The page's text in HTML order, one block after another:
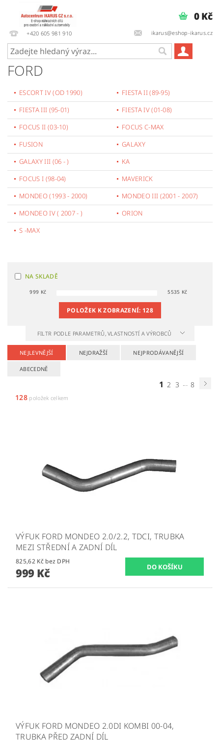
+420 605 981 910 ikarus@eshop-ikarus.cz
0 Kč
FORD
ESCORT IV (OD 1990)
FIESTA II (89-95)
FIESTA III (95-01)
FIESTA IV (01-08)
FOCUS II (03-10)
FOCUS C-MAX
FUSION
GALAXY
GALAXY III (06 - )
KA
FOCUS I (98-04)
MAVERICK
MONDEO (1993 - 2000)
MONDEO III (2001 - 2007)
MONDEO IV ( 2007 - )
ORION
S -MAX
NA SKLADĚ
999 Kč 5535 Kč
POLOŽEK K ZOBRAZENÍ: 128
FILTR PODLE PARAMETRŮ, VLASTNOSTÍ A VÝROBCŮ
NEJLEVNĚJŠÍ NEJDRAŽŠÍ NEJPRODÁVANĚJŠÍ
ABECEDNĚ
1 2 3 ... 8
128položek celkem
VÝFUK FORD MONDEO 2.0/2.2, TDCI, TRUBKA
MEZI STŘEDNÍ A ZADNÍ DÍL
825,62 Kč bez DPH
999 Kč
VÝFUK FORD MONDEO 2.0DI KOMBI 00-04,
TRUBKA PŘED ZADNÍ DÍL